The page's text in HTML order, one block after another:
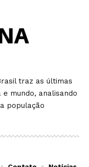
traz as últimas
mundo, analisando
população